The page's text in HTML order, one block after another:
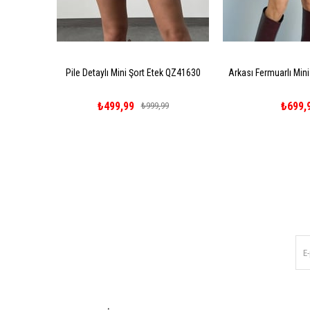
Pile Detaylı Mini Şort Etek QZ41630
₺499,99 ₺999,99
Arkası Fermuarlı